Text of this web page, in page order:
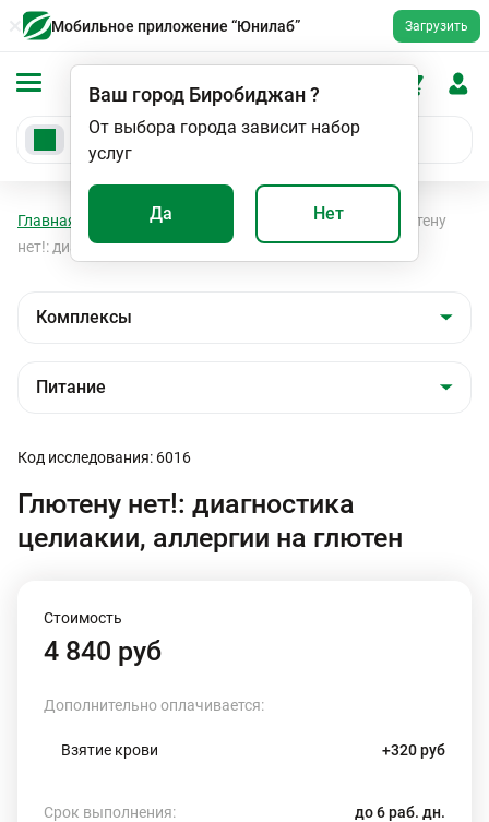
Мобильное приложение “Юнилаб” Загрузить
Ваш город Биробиджан?
От выбора города зависит набор
услуг
Да Нет
Главная Анализы Питание
Глютену
нет!: диагностика целиакии, аллергии на глютен
Код исследования: 6016
Глютену нет!: диагностика
целиакии, аллергии на глютен
Стоимость
4 840 руб
Дополнительно оплачивается:
Взятие крови +320 руб
Срок выполнения: до 6 раб. дн.